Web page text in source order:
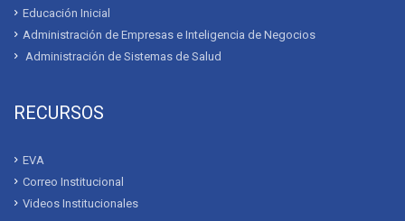
Educación Inicial
Administración de Empresas e Inteligencia de Negocios
Administración de Sistemas de Salud
RECURSOS
EVA
Correo Institucional
Videos Institucionales